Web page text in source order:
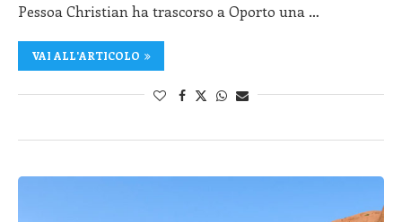
Pessoa Christian ha trascorso a Oporto una …
VAI ALL'ARTICOLO